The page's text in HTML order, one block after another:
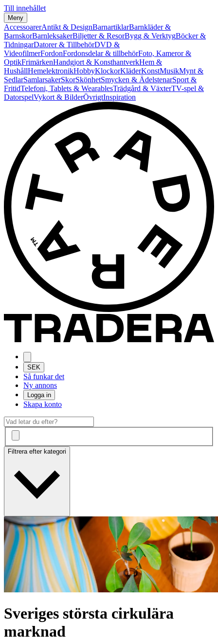
Till innehållet
Meny
AccessoarerAntikt & DesignBarnartiklarBarnkläder &
BarnskorBarnleksakerBiljetter & ResorBygg & VerktygBöcker &
TidningarDatorer & TillbehörDVD &
VideofilmerFordonFordonsdelar & tillbehörFoto, Kameror &
OptikFrimärkenHandgjort & KonsthantverkHem &
HushållHemelektronikHobbyKlockorKläderKonstMusikMynt &
SedlarSamlarsakerSkorSkönhetSmycken & ÄdelstenarSport &
FritidTelefoni, Tablets & WearablesTrädgård & VäxterTV-spel &
DatorspelVykort & BilderÖvrigtInspiration
SEK
Så funkar det
Ny annons
Logga in
Skapa konto
Filtrera efter kategori
Sveriges största cirkulära
marknad